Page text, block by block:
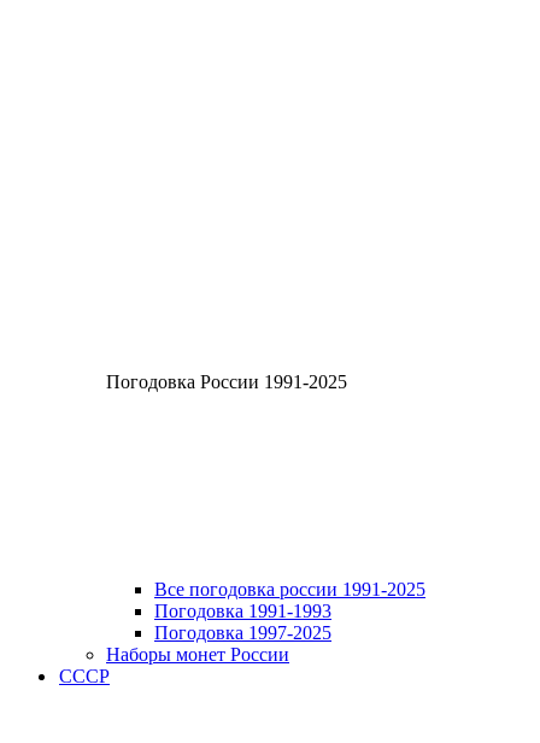
Погодовка России 1991-2025
Все погодовка россии 1991-2025
Погодовка 1991-1993
Погодовка 1997-2025
Наборы монет России
СССР